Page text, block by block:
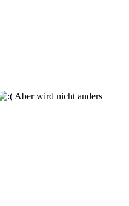
Aber wird nicht anders